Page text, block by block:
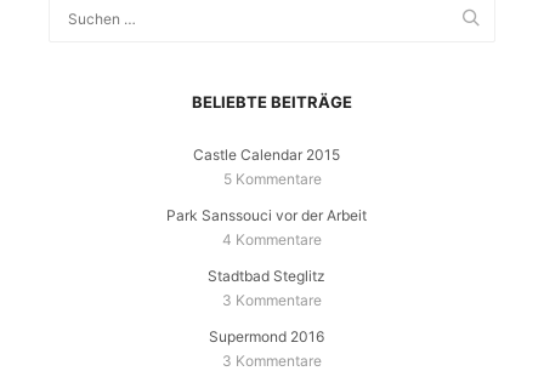
BELIEBTE BEITRÄGE
Castle Calendar 2015
5 Kommentare
Park Sanssouci vor der Arbeit
4 Kommentare
Stadtbad Steglitz
3 Kommentare
Supermond 2016
3 Kommentare